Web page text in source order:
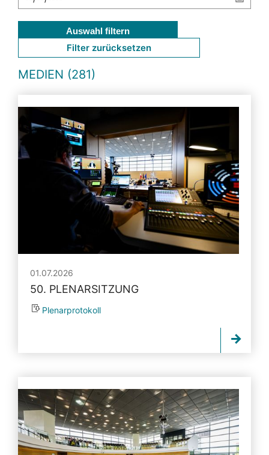
Auswahl filtern
Filter zurücksetzen
MEDIEN (281)
01.07.2026
50. PLENARSITZUNG
Plenarprotokoll